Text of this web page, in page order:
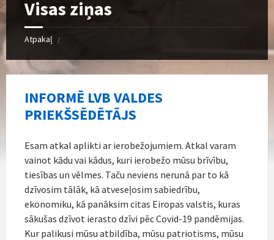
Visas ziņas
Atpakaļ /
INFORMĒ LVB VALDES
PRIEKŠSĒDĒTĀJS
Esam atkal aplikti ar ierobežojumiem. Atkal varam
vainot kādu vai kādus, kuri ierobežo mūsu brīvību,
tiesības un vēlmes. Taču neviens nerunā par to kā
dzīvosim tālāk, kā atveseļosim sabiedrību,
ekonomiku, kā panāksim citas Eiropas valstis, kuras
sākušas dzīvot ierasto dzīvi pēc Covid-19 pandēmijas.
Kur palikusi mūsu atbildība, mūsu patriotisms, mūsu